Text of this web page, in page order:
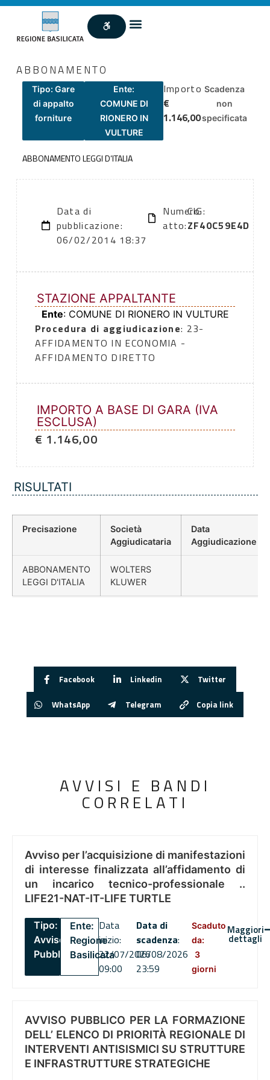
ABBONAMENTO
Tipo: Gare
di appalto
forniture
Ente:
COMUNE DI
RIONERO IN
VULTURE
Importo
€
1.146,00
Scadenza
non
specificata
ABBONAMENTO LEGGI D’ITALIA
Data di
pubblicazione:
06/02/2014 18:37
Numero
atto:
CIG:
ZF40C59E4D
STAZIONE APPALTANTE
Ente: COMUNE DI RIONERO IN VULTURE
Procedura di aggiudicazione: 23-
AFFIDAMENTO IN ECONOMIA -
AFFIDAMENTO DIRETTO
IMPORTO A BASE DI GARA (IVA
ESCLUSA)
€ 1.146,00
RISULTATI
Precisazione
Società
Aggiudicataria
Data
Aggiudicazione
ABBONAMENTO
LEGGI D'ITALIA
WOLTERS
KLUWER
Facebook Linkedin Twitter
WhatsApp Telegram Copia link
AVVISI E BANDI
CORRELATI
Avviso per l’acquisizione di manifestazioni
di interesse finalizzata all’affidamento di
un incarico tecnico-professionale ..
LIFE21-NAT-IT-LIFE TURTLE
Tipo:
Avviso
Pubblico
Ente:
Regione
Basilicata
Data
inizio:
22/07/2026
09:00
Data di
scadenza:
06/08/2026
23:59
Scaduto
da:
3
giorni
Maggiori
dettagli
AVVISO PUBBLICO PER LA FORMAZIONE
DELL’ ELENCO DI PRIORITÀ REGIONALE DI
INTERVENTI ANTISISMICI SU STRUTTURE
E INFRASTRUTTURE STRATEGICHE